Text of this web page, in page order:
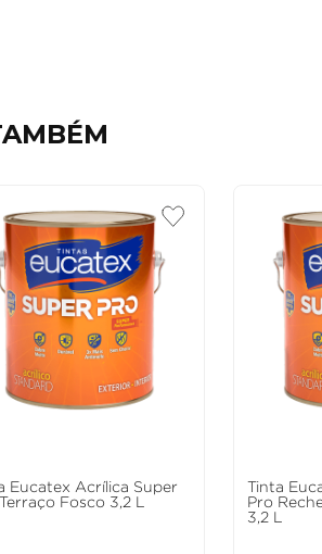
Eucatex Acrílica Super
Fosco 3,2 L
Tinta
Pro
3,2 L